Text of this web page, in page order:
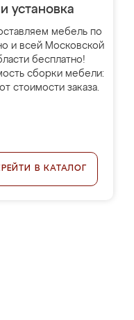
и установка
мебель по
и всей Московской
бесплатно!
сборки мебели:
стоимости заказа.
В КАТАЛОГ